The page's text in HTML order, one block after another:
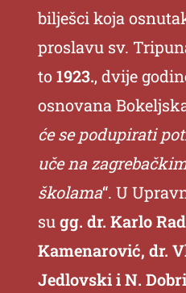
bilješci koja
proslavu sv.
to1923., dvije
osnovana
će se podupirati
uče na
školama“. U
sugg. dr. Karlo
Kamenarović, dr.
Jedlovski i N.